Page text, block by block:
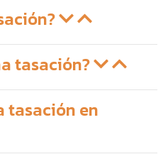
tasación?
tasación en